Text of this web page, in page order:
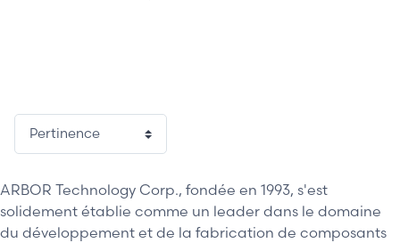
ARBOR Technology Corp., fondée en 1993, s'est
solidement établie comme un leader dans le domaine
du développement et de la fabrication de composants